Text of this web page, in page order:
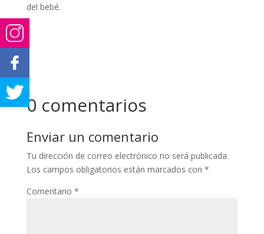
del bebé.
0 comentarios
Enviar un comentario
Tu dirección de correo electrónico no será publicada.
Los campos obligatorios están marcados con *
Comentario *